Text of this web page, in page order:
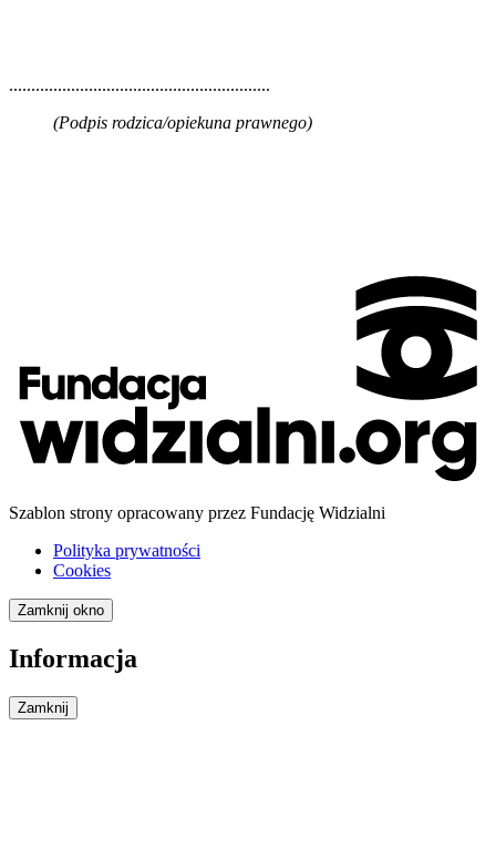
...........................................................
(Podpis rodzica/opiekuna prawnego)
Szablon strony opracowany przez Fundację Widzialni
Polityka prywatności
Cookies
Zamknij okno
Informacja
Zamknij